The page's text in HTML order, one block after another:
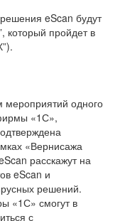
eScan будут
который пройдет в
мероприятий одного
«1С»,
«Вернисажа
расскажут на
eScan и
решений.
«1С» смогут в
с